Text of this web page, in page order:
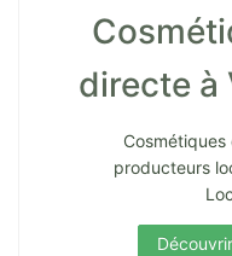
directe à
producteurs